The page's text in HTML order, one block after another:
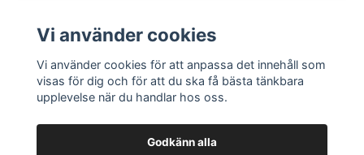
Prenumerera
Vi använder cookies
Vi använder cookies för att anpassa det innehåll som
visas för dig och för att du ska få bästa tänkbara
upplevelse när du handlar hos oss.
Godkänn alla